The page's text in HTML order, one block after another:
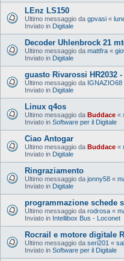
LEnz LS150
Ultimo messaggio da gpvasi «
Inviato in Digitale
Decoder Uhlenbrock 21
Ultimo messaggio da mattfra «
Inviato in Digitale
guasto Rivarossi HR2032
Ultimo messaggio da IGNAZIO68
Inviato in Digitale
Linux q4os
Ultimo messaggio da Buddace «
Inviato in Software per il Digitale
Ciao Antogar
Ultimo messaggio da Buddace «
Inviato in Digitale
Ringraziamento
Ultimo messaggio da jonny58 «
Inviato in Digitale
programmazione schede
Ultimo messaggio da rodrosa «
Inviato in Intellibox Bus - Loconet
Rocrail e motore digitale
Ultimo messaggio da seri201 «
Inviato in Software per il Digitale